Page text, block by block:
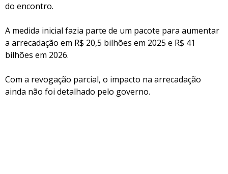
do encontro.
A medida inicial fazia parte de um pacote para aumentar
a arrecadação em R$ 20,5 bilhões em 2025 e R$ 41
bilhões em 2026.
Com a revogação parcial, o impacto na arrecadação
ainda não foi detalhado pelo governo.